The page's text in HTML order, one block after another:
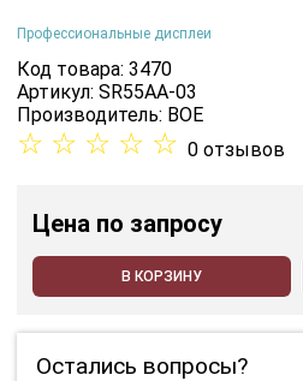
Профессиональные дисплеи
Код товара: 3470
Артикул: SR55AA-03
Производитель: BOE
☆ ☆ ☆ ☆ ☆ 0 отзывов
Цена по запросу
В КОРЗИНУ
Остались вопросы?